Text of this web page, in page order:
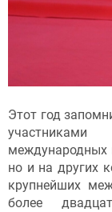
Этот год
международных
но и на других
крупнейших
более